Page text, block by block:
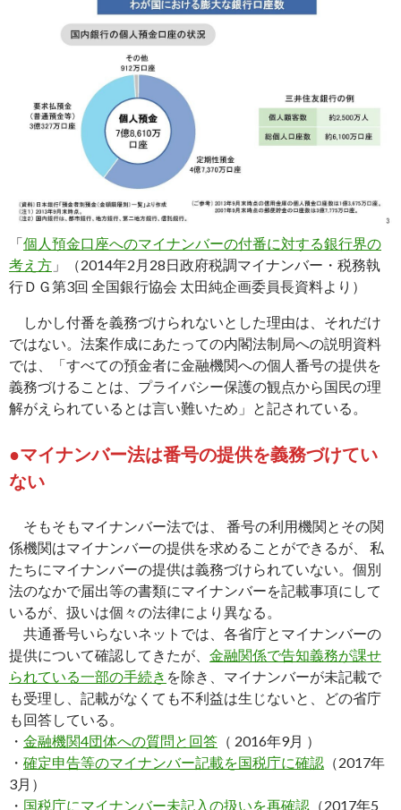
「個人預金口座へのマイナンバーの付番に対する銀行界の
考え方 」（2014年2月28日政府税調マイナンバー・税務執
行ＤＧ第3回 全国銀行協会 太田純企画委員長資料より）
しかし付番を義務づけられないとした理由は、それだけ
ではない。法案作成にあたっての内閣法制局への説明資料
では、「すべての預金者に金融機関への個人番号の提供を
義務づけることは、プライバシー保護の観点から国民の理
解がえられているとは言い難いため」と記されている。
●マイナンバー法は番号の提供を義務づけてい
ない
そもそもマイナンバー法では、 番号の利用機関とその関
係機関はマイナンバーの提供を求めることができるが、 私
たちにマイナンバーの提供は義務づけられていない。個別
法のなかで届出等の書類にマイナンバーを記載事項にして
いるが、扱いは個々の法律により異なる。
共通番号いらないネットでは、各省庁とマイナンバーの
提供について確認してきたが、 金融関係で告知義務が課せ
られている一部の手続き を除き、マイナンバーが未記載で
も受理し、記載がなくても不利益は生じないと、どの省庁
も回答している。
・ 金融機関4団体への質問と回答 （ 2016年9月 ）
・ 確定申告等のマイナンバー記載を国税庁に確認 （2017年
3月）
・ 国税庁にマイナンバー未記入の扱いを再確認 （2017年5